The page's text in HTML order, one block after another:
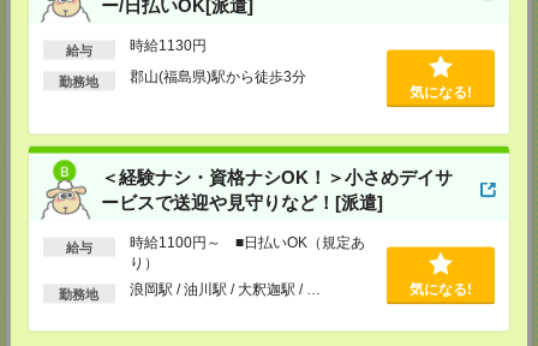
ー/日払いOK[派遣]
給与 時給1130円
勤務地
郡山(福島県)駅から徒歩3分
気になる!
＜経験ナシ・資格ナシOK！＞小さめデイサ
ービスで送迎や見守りなど！[派遣]
給与
時給1100円～ ■日払いOK（規定あ
り）
勤務地 浪岡駅 / 油川駅 / 大釈迦駅 / … 気になる!
大阪営業所
〒530-0017
大阪府大阪市北区角田町8番1号 大阪梅田ツインタワーズ・ノース34階
TEL：0120-995-985
神戸営業所
〒650-0044
兵庫県神戸市中央区東川崎町1丁目3番3号 神戸ハーバーランドセンタービ
ル18階
FAX：0120-709-785
広島営業所
〒730-0031